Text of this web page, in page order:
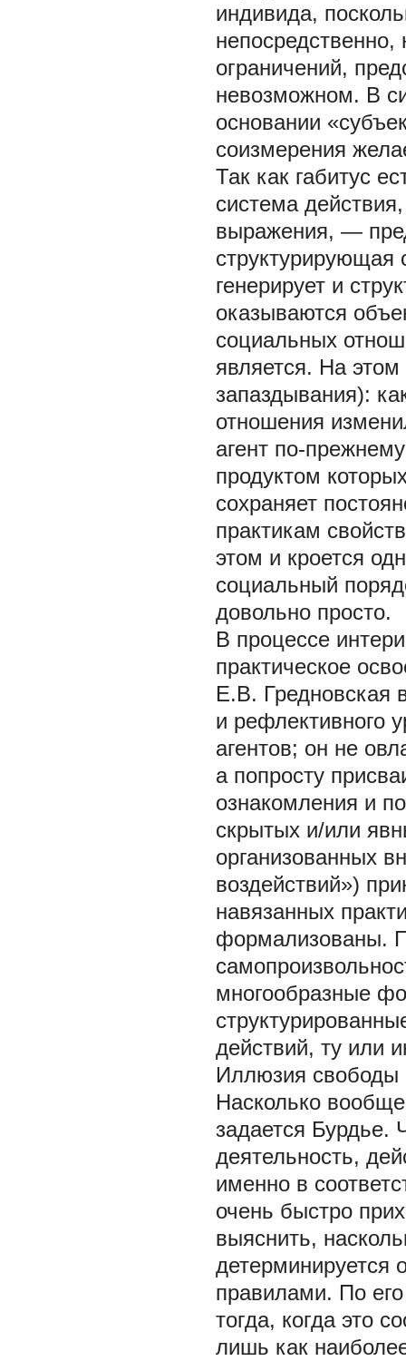
индивида,
ограничений,
невозможном. В
основании
соизмерения
Так как габитус
система
выражения, —
структурирующая
генерирует и
оказываются
социальных
является. На
запаздывания):
отношения
агент по-
продуктом
сохраняет
практикам
этом и кроется
социальный
довольно просто.
В процессе
практическое
Е.В. Гредновская
и рефлективного
агентов; он не
а попросту
ознакомления и
скрытых и/или
организованных
воздействий»)
навязанных
формализованы.
многообразные
действий, ту или
Иллюзия свободы
Насколько
задается Бурдье.
деятельность,
именно в
очень быстро
выяснить,
детерминируется
правилами. По
тогда, когда это
лишь как